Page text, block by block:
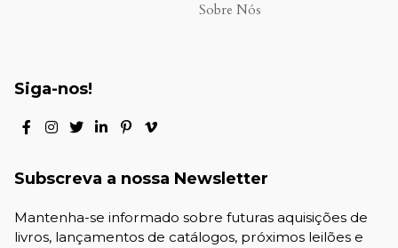
Sobre Nós
Siga-nos!
Subscreva a nossa Newsletter
Mantenha-se informado sobre futuras aquisições de
livros, lançamentos de catálogos, próximos leilões e